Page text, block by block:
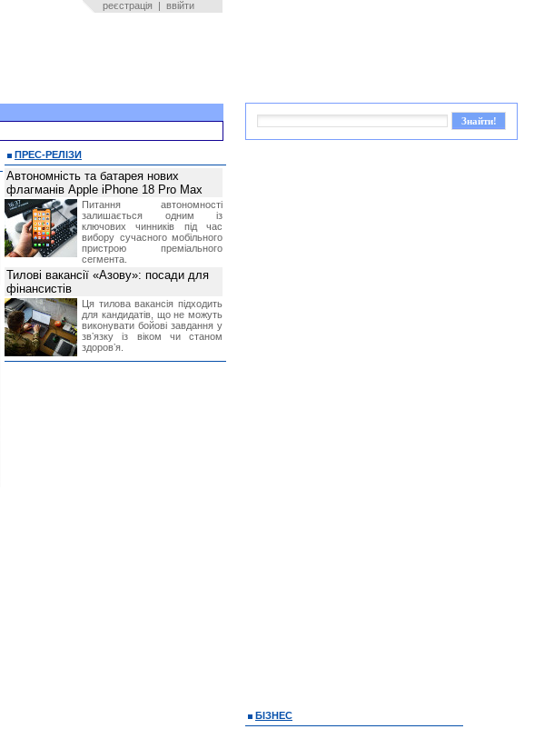
реєстрація | ввійти
ПРЕС-РЕЛІЗИ
Автономність та батарея нових
флагманів Apple iPhone 18 Pro Max
Питання автономності
залишається одним із
ключових чинників під час
вибору сучасного мобільного
пристрою преміального
сегмента.
Тилові вакансії «Азову»: посади для
фінансистів
Ця тилова вакансія підходить
для кандидатів, що не можуть
виконувати бойові завдання у
звʼязку із віком чи станом
здоровʼя.
БІЗНЕС